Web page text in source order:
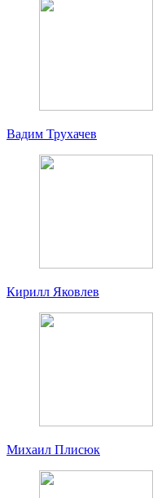
Вадим Трухачев
Кирилл Яковлев
Михаил Плисюк